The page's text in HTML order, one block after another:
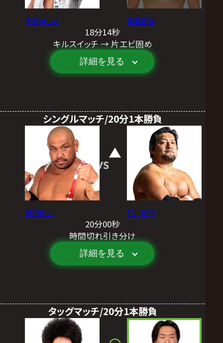
大原はじめ 斎藤拓海
18分14秒
キルスイッチ → 片エビ固め
詳細を見る
シングルマッチ/20分1本勝負
藤田和之
VS
石川修司
20分00秒
時間切れ引き分け
詳細を見る
タッグマッチ/20分1本勝負